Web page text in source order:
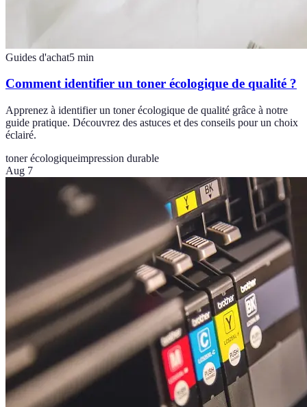
Guides d'achat5 min
Comment identifier un toner écologique de qualité ?
Apprenez à identifier un toner écologique de qualité grâce à notre
guide pratique. Découvrez des astuces et des conseils pour un choix
éclairé.
toner écologiqueimpression durable
Aug 7